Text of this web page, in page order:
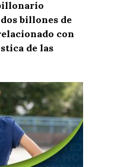
billones de
con
de las